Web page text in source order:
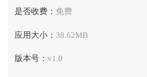
是否收费： 免费
应用大小： 38.62MB
版本号： v1.0